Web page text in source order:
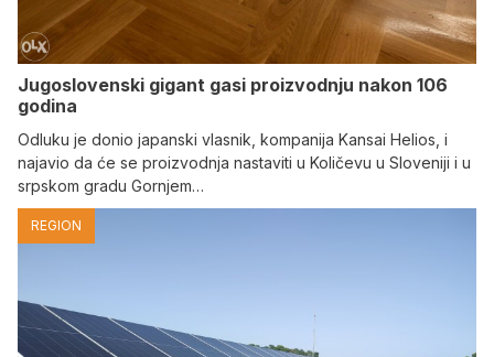
Jugoslovenski gigant gasi proizvodnju nakon 106
godina
Odluku je donio japanski vlasnik, kompanija Kansai Helios, i
najavio da će se proizvodnja nastaviti u Količevu u Sloveniji i u
srpskom gradu Gornjem…
REGION